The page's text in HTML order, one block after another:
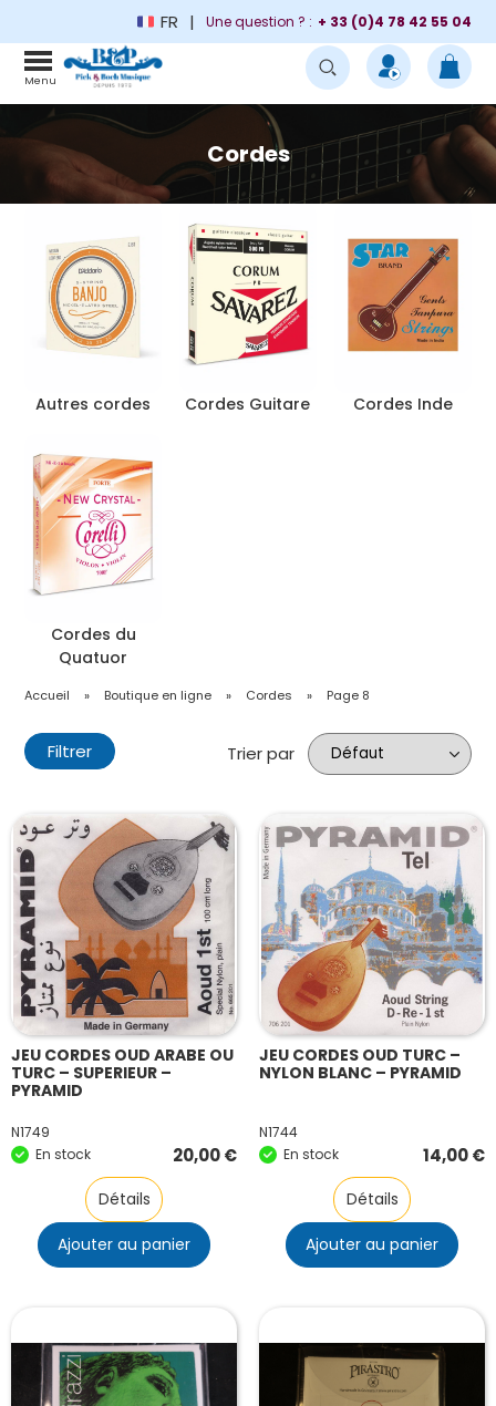
FR Une question ? : + 33 (0)4 78 42 55 04
Menu
Cordes
Autres cordes Cordes Guitare Cordes Inde
Cordes du
Quatuor
Accueil » Boutique en ligne » Cordes » Page 8
Filtrer Trier par
JEU CORDES OUD ARABE OU
TURC – SUPERIEUR –
PYRAMID
N1749
En stock
20,00€
Détails
Ajouter au panier
JEU CORDES OUD TURC –
NYLON BLANC – PYRAMID
N1744
En stock
14,00€
Détails
Ajouter au panier